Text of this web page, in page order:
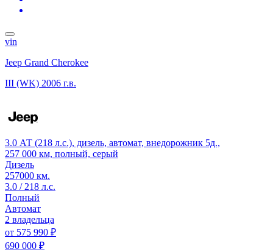
vin
Jeep Grand Cherokee
III (WK) 2006 г.в.
3.0 АТ (218 л.с.), дизель, автомат, внедорожник 5д.,
257 000 км, полный, серый
Дизель
257000 км.
3.0 / 218 л.с.
Полный
Автомат
2 владельца
от 575 990 ₽
690 000 ₽